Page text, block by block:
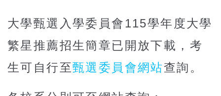
大學甄選入學委員會115學年度大學
繁星推薦招生簡章已開放下載，考
生可自行至甄選委員會網站查詢。